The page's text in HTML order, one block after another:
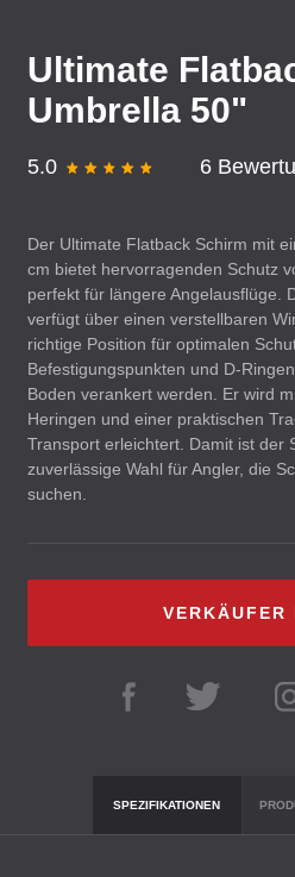
Ultimate
Umbrella 50"
5.0 6
Der Ultimate Flatback Schirm mit
cm bietet hervorragenden Schutz
perfekt für längere Angelausflüge.
verfügt über einen verstellbaren
richtige Position für optimalen
Befestigungspunkten und D-
Boden verankert werden. Er wird
Heringen und einer praktischen
Transport erleichtert. Damit ist der
zuverlässige Wahl für Angler, die
suchen.
VERKÄUFER
SPEZIFIKATIONEN